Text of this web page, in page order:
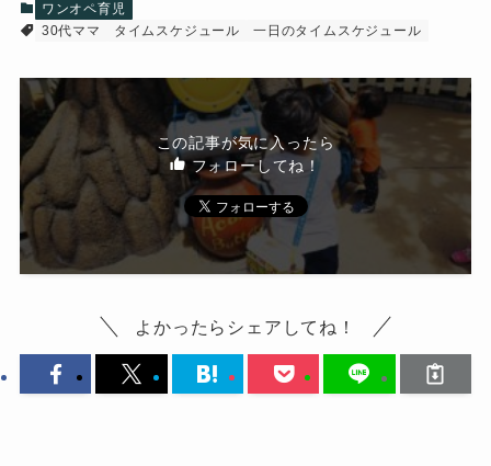
ワンオペ育児
30代ママ
タイムスケジュール 一日のタイムスケジュール
この記事が気に入ったら
フォローしてね！
よかったらシェアしてね！